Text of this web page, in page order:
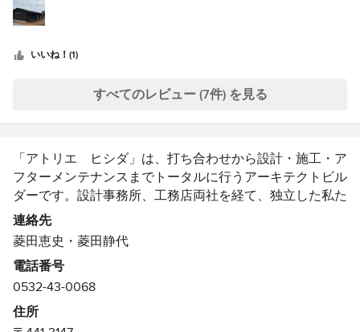
よく住まわせていただいています。 素材も気にせず、デ
ザイン性・機能性・使い勝手も特に気にせずという方には
作り手です。 外出する率が減ってしまいました…（笑）
いいね！(1)
すべてのレビュー (7件) を見る
「アトリエ ヒシダ」は、打ち合わせから設計・施工・ア
フターメンテナンスまでトータルに行うアーキテクトビル
ダーです。設計事務所、工務店両社を経て、独立した私た
ちが、住まい手と一軒一軒じっくりと向き合うスタンスで
住まい作りを進めて参ります。住まい手との共感を大切
に、「流行に流されない＝色褪せることのない機能的で美
しい佇まい」をご提案。素朴で温かみのある家、時と共に
家族に馴染んでゆく住まい、斬新さよりも実用的なデザイ
ン、自然素材に包まれた居心地のよさを求め、日々鍛錬
し、設計に取り組んでいます。
連絡先
菱田恵史・菱田静代
電話番号
0532-43-0068
住所